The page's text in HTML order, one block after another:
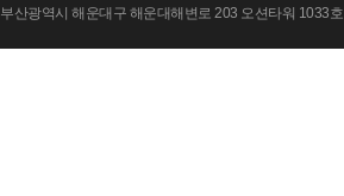
부산광역시 해운대구 해운대해변로 203 오션타워 1033호